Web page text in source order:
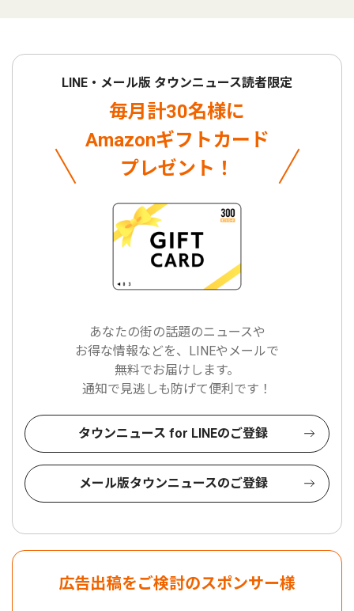
LINE・メール版 タウンニュース読者限定
毎月計30名様に
Amazonギフトカード
プレゼント！
あなたの街の話題のニュースや
お得な情報などを、LINEやメールで
無料でお届けします。
通知で見逃しも防げて便利です！
タウンニュース for LINEのご登録
メール版タウンニュースのご登録
広告出稿をご検討のスポンサー様